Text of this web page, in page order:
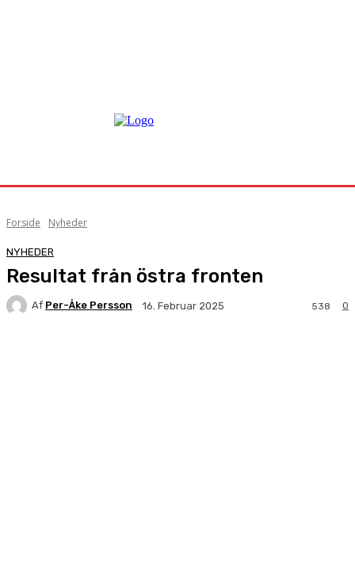
Forside Nyheder
NYHEDER
Resultat från östra fronten
Af Per-Åke Persson 16. Februar 2025 0
538